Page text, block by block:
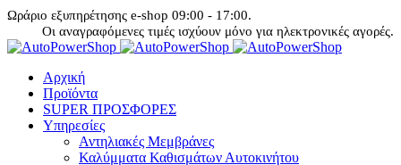
Ωράριο εξυπηρέτησης e-shop 09:00 - 17:00.
Οι αναγραφόμενες τιμές ισχύουν μόνο για ηλεκτρονικές αγορές.
Αρχική
Προϊόντα
SUPER ΠΡΟΣΦΟΡΕΣ
Υπηρεσίες
Αντηλιακές Μεμβράνες
Καλύμματα Καθισμάτων Αυτοκινήτου